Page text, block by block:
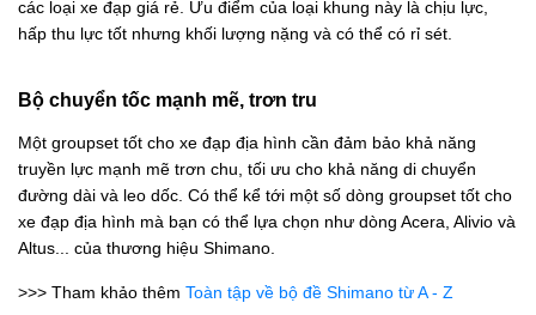
các loại xe đạp giá rẻ. Ưu điểm của loại khung này là chịu lực,
hấp thu lực tốt nhưng khối lượng nặng và có thể có rỉ sét.
Bộ chuyển tốc mạnh mẽ, trơn tru
Một groupset tốt cho xe đạp địa hình cần đảm bảo khả năng
truyền lực mạnh mẽ trơn chu, tối ưu cho khả năng di chuyển
đường dài và leo dốc. Có thể kể tới một số dòng groupset tốt cho
xe đạp địa hình mà bạn có thể lựa chọn như dòng Acera, Alivio và
Altus... của thương hiệu Shimano.
>>> Tham khảo thêm Toàn tập về bộ đề Shimano từ A - Z